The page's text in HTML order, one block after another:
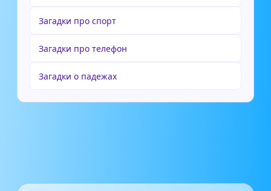
Загадки про спорт
Загадки про телефон
Загадки о падежах